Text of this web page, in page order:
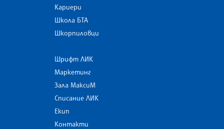
Кариери
Школа БТА
Шкорпиловци
Шрифт ЛИК
Маркетинг
Зала МаксиМ
Списание ЛИК
Екип
Контакти